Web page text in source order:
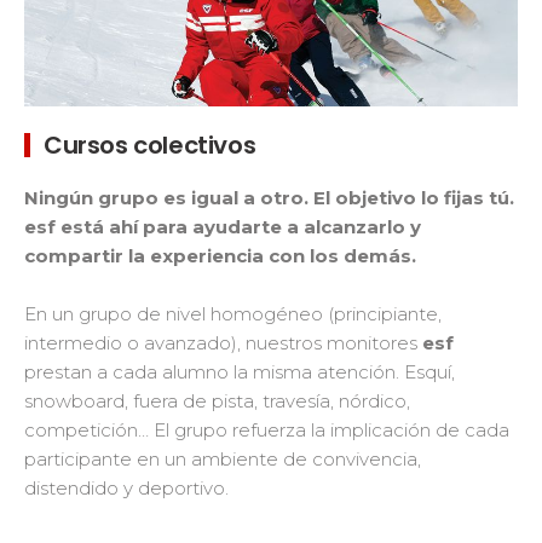
Cursos colectivos
Ningún grupo es igual a otro. El objetivo lo fijas tú.
esf está ahí para ayudarte a alcanzarlo y
compartir la experiencia con los demás.
En un grupo de nivel homogéneo (principiante,
intermedio o avanzado), nuestros monitores esf
prestan a cada alumno la misma atención. Esquí,
snowboard, fuera de pista, travesía, nórdico,
competición… El grupo refuerza la implicación de cada
participante en un ambiente de convivencia,
distendido y deportivo.